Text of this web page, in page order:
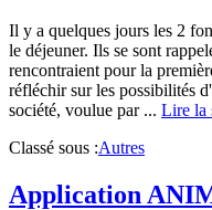
Il y a quelques jours les 2
le déjeuner. Ils se sont
rencontraient pour la
réfléchir sur les possibilités
société, voulue par ... Lire la
Classé sous :Autres
Application